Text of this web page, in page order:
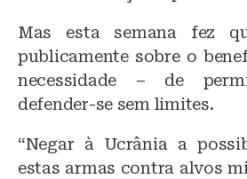
Mas esta semana fez
publicamente sobre o
necessidade – de
defender-se sem limites.
“Negar à Ucrânia a
estas armas contra alvos